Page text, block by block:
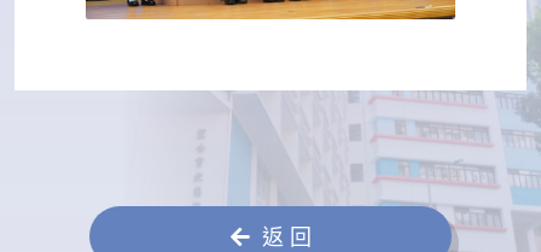
返 回